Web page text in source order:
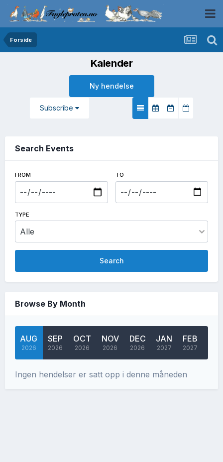
Forside
Kalender
Ny hendelse
Subscribe
Search Events
FROM TO
TYPE
Search
Browse By Month
AUG
2026
SEP
2026
OCT
2026
NOV
2026
DEC
2026
JAN
2027
FEB
2027
Ingen hendelser er satt opp i denne måneden